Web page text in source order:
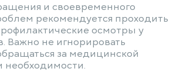
и своевременного
рекомендуется проходить
осмотры у
Важно не игнорировать
за медицинской